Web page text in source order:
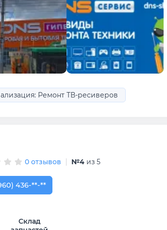
Ремонт ТВ-ресиверов
0 отзывов №4 из 5
436-27-11
436-**-**
Склад